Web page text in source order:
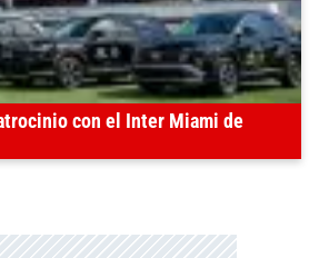
con el Inter Miami de